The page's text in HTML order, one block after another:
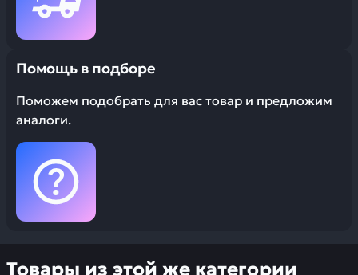
Помощь в подборе
Поможем подобрать для вас товар и предложим
аналоги.
Товары из этой же категории